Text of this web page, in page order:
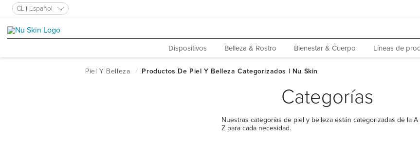
CL Español
Dispositivos Belleza & Rostro Bienestar & Cuerpo Líneas de
Categorías
Nuestras categorías de piel y belleza están categorizadas de la A
Z para cada necesidad.